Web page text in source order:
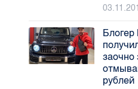
Блогер
заочно
рублей